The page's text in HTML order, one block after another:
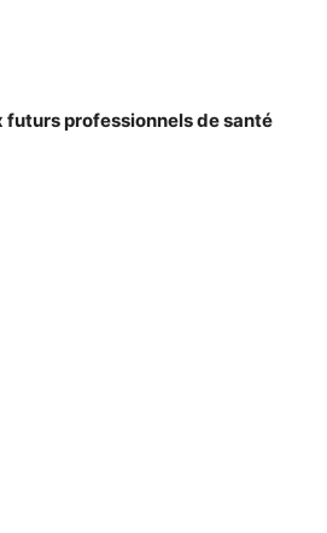
futurs professionnels de santé